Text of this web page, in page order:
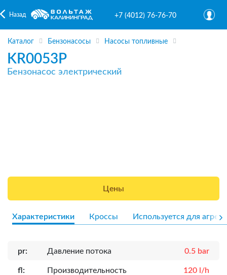
Назад +7 (4012) 76-76-70
Каталог Бензонасосы Насосы топливные
KR0053P
Бензонасос электрический
Цены
Характеристики Кроссы Используется для
pr: Давление потока 0.5 bar
fl: Производительность 120 l/h